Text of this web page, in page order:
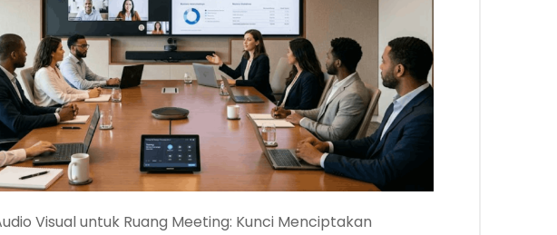
Visual untuk Ruang Meeting: Kunci Menciptakan